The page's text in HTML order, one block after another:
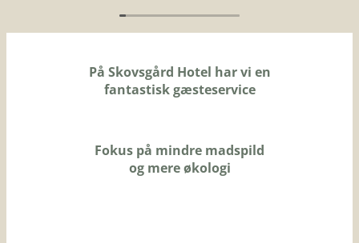
På Skovsgård Hotel har vi en
fantastisk gæsteservice
Fokus på mindre madspild
og mere økologi